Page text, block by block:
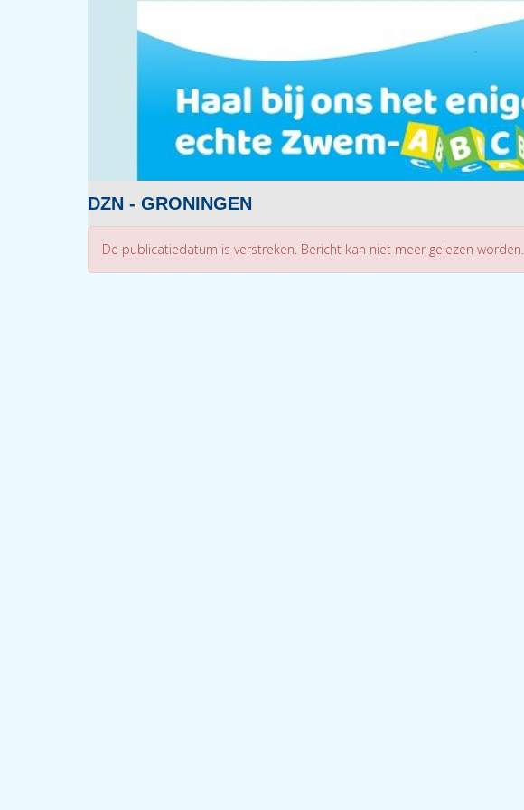
DZN - GRONINGEN
De publicatiedatum is verstreken. Bericht kan niet meer gelezen worden.